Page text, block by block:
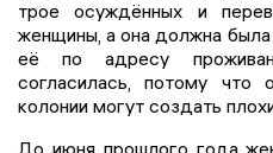
трое осуждённых и
женщины, а она должна была
её по адресу
согласилась, потому
колонии могут создать